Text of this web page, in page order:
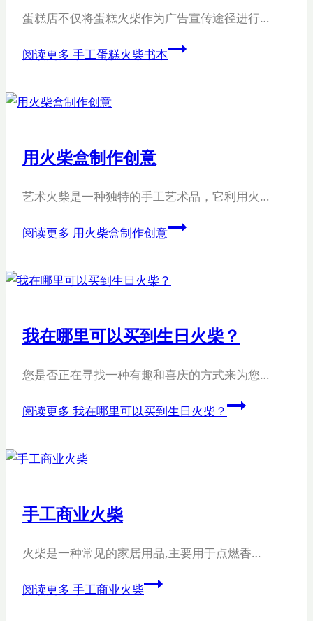
蛋糕店不仅将蛋糕火柴作为广告宣传途径进行…
阅读更多 手工蛋糕火柴书本
用火柴盒制作创意
艺术火柴是一种独特的手工艺术品，它利用火…
阅读更多 用火柴盒制作创意
我在哪里可以买到生日火柴？
您是否正在寻找一种有趣和喜庆的方式来为您…
阅读更多 我在哪里可以买到生日火柴？
手工商业火柴
火柴是一种常见的家居用品,主要用于点燃香…
阅读更多 手工商业火柴